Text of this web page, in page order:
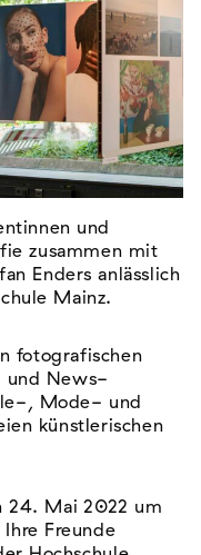
und
zusammen mit
Enders anlässlich
Mainz.
fotografischen
und News-
, Mode- und
künstlerischen
24. Mai 2022 um
Freunde